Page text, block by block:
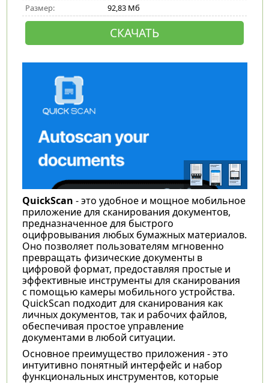
Размер: 92,83 Мб
СКАЧАТЬ
QuickScan - это удобное и мощное мобильное
приложение для сканирования документов,
предназначенное для быстрого
оцифровывания любых бумажных материалов.
Оно позволяет пользователям мгновенно
превращать физические документы в
цифровой формат, предоставляя простые и
эффективные инструменты для сканирования
с помощью камеры мобильного устройства.
QuickScan подходит для сканирования как
личных документов, так и рабочих файлов,
обеспечивая простое управление
документами в любой ситуации.
Основное преимущество приложения - это
интуитивно понятный интерфейс и набор
функциональных инструментов, которые